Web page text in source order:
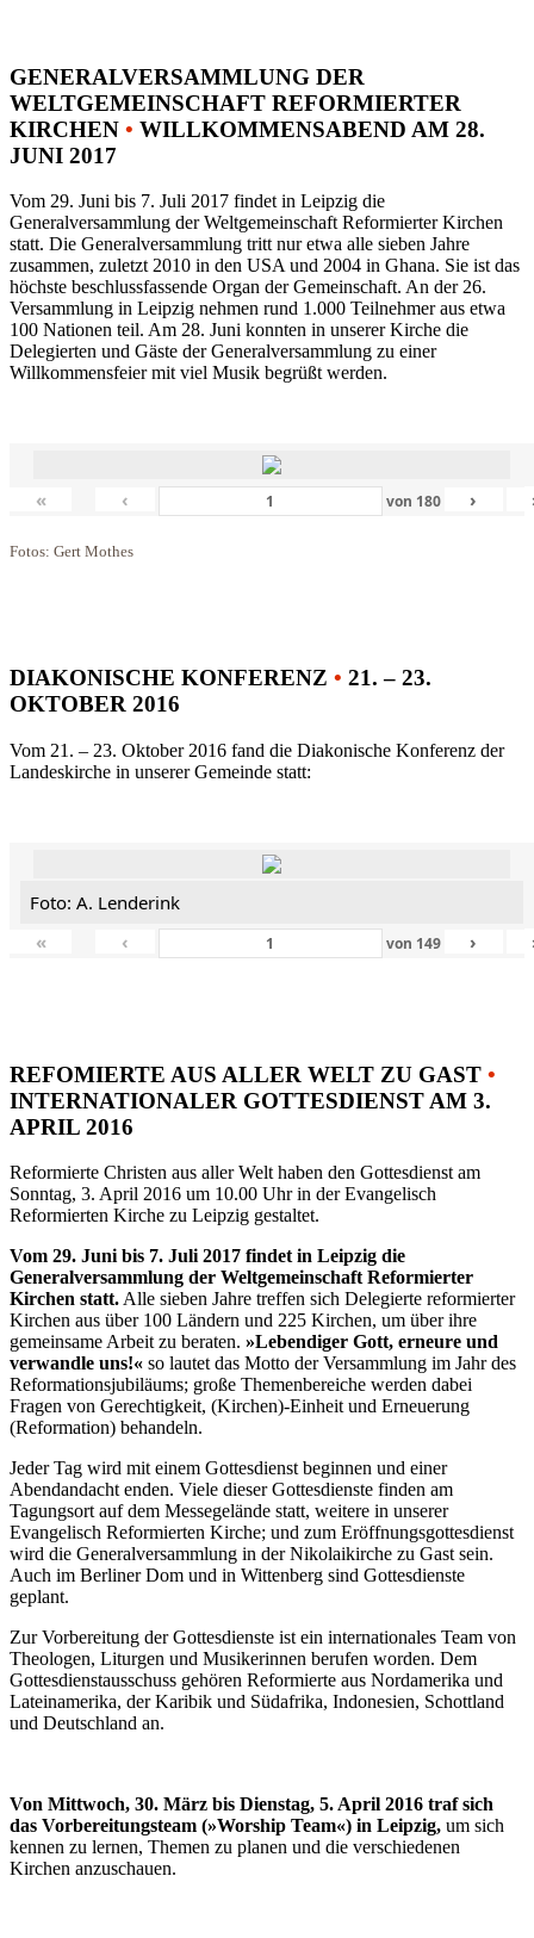
GENERALVERSAMMLUNG DER
WELTGEMEINSCHAFT REFORMIERTER
KIRCHEN • WILLKOMMENSABEND AM 28.
JUNI 2017
Vom 29. Juni bis 7. Juli 2017 findet in Leipzig die
Generalversammlung der Weltgemeinschaft Reformierter Kirchen
statt. Die Generalversammlung tritt nur etwa alle sieben Jahre
zusammen, zuletzt 2010 in den USA und 2004 in Ghana. Sie ist das
höchste beschlussfassende Organ der Gemeinschaft. An der 26.
Versammlung in Leipzig nehmen rund 1.000 Teilnehmer aus etwa
100 Nationen teil. Am 28. Juni konnten in unserer Kirche die
Delegierten und Gäste der Generalversammlung zu einer
Willkommensfeier mit viel Musik begrüßt werden.
« ‹ von 180 ›
Fotos: Gert Mothes
DIAKONISCHE KONFERENZ • 21. – 23.
OKTOBER 2016
Vom 21. – 23. Oktober 2016 fand die Diakonische Konferenz der
Landeskirche in unserer Gemeinde statt:
Foto: A. Lenderink
«
‹ von 149 ›
REFOMIERTE AUS ALLER WELT ZU GAST •
INTERNATIONALER GOTTESDIENST AM 3.
APRIL 2016
Reformierte Christen aus aller Welt haben den Gottesdienst am
Sonntag, 3. April 2016 um 10.00 Uhr in der Evangelisch
Reformierten Kirche zu Leipzig gestaltet.
Vom 29. Juni bis 7. Juli 2017 findet in Leipzig die
Generalversammlung der Weltgemeinschaft Reformierter
Kirchen statt.Alle sieben Jahre treffen sich Delegierte reformierter
Kirchen aus über 100 Ländern und 225 Kirchen, um über ihre
gemeinsame Arbeit zu beraten. »Lebendiger Gott, erneure und
verwandle uns!« so lautet das Motto der Versammlung im Jahr des
Reformationsjubiläums; große Themenbereiche werden dabei
Fragen von Gerechtigkeit, (Kirchen)-Einheit und Erneuerung
(Reformation) behandeln.
Jeder Tag wird mit einem Gottesdienst beginnen und einer
Abendandacht enden. Viele dieser Gottesdienste finden am
Tagungsort auf dem Messegelände statt, weitere in unserer
Evangelisch Reformierten Kirche; und zum Eröffnungsgottesdienst
wird die Generalversammlung in der Nikolaikirche zu Gast sein.
Auch im Berliner Dom und in Wittenberg sind Gottesdienste
geplant.
Zur Vorbereitung der Gottesdienste ist ein internationales Team von
Theologen, Liturgen und Musikerinnen berufen worden. Dem
Gottesdienstausschuss gehören Reformierte aus Nordamerika und
Lateinamerika, der Karibik und Südafrika, Indonesien, Schottland
und Deutschland an.
Von Mittwoch, 30. März bis Dienstag, 5. April 2016 traf sich
das Vorbereitungsteam (»Worship Team«) in Leipzig, um sich
kennen zu lernen, Themen zu planen und die verschiedenen
Kirchen anzuschauen.